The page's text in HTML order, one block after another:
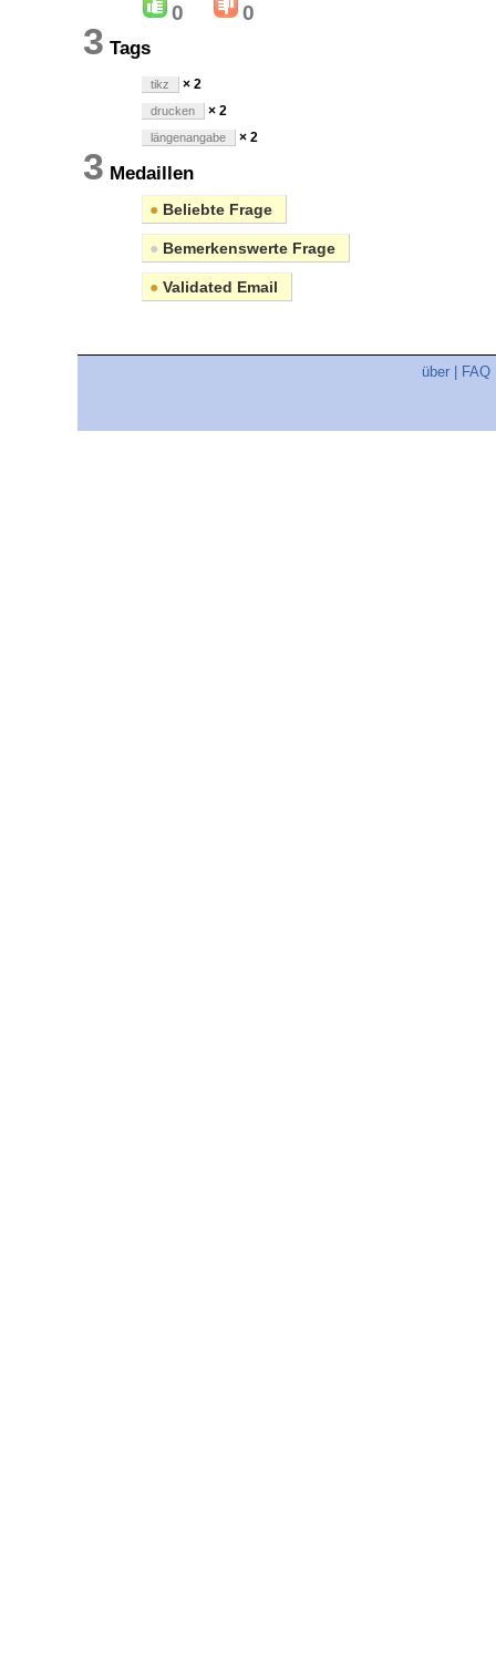
0 0
3 Tags
tikz × 2
drucken × 2
längenangabe × 2
3 Medaillen
● Beliebte Frage
● Bemerkenswerte Frage
● Validated Email
über FAQ